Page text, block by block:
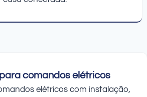
comandos elétricos
elétricos com instalação,